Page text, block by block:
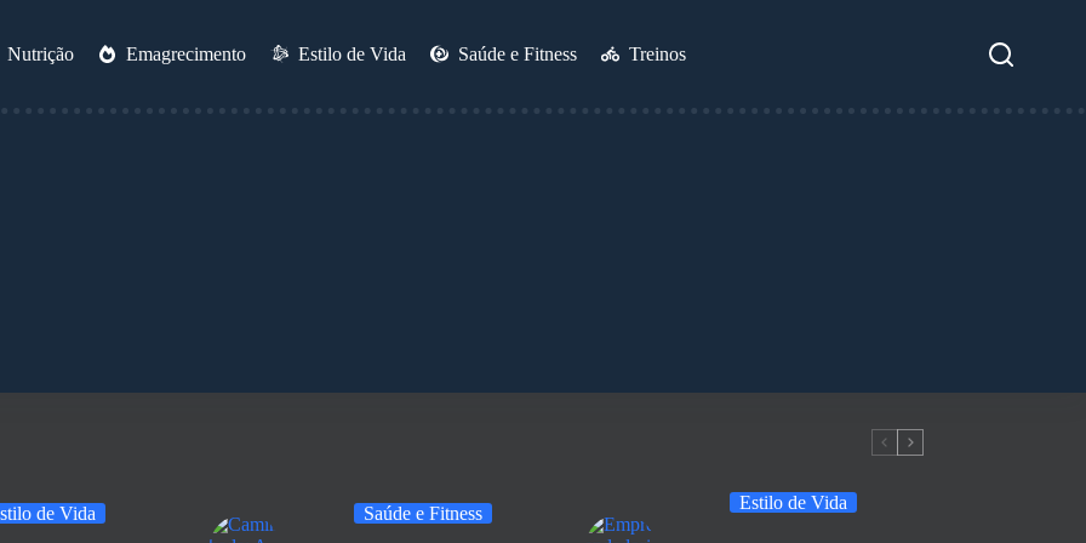
Nutrição Emagrecimento Estilo de Vida Saúde e Fitness Treinos
de Vida Saúde e Fitness
Estilo de Vida